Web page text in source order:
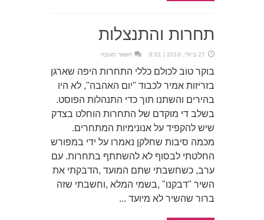
תחרות והתנצלות
27 ביולי, 2010 | 6:01 השאר תגובה
בוקר טוב לכולם כללי התחרות היפה שארגן
בזריזות אמיר לכבוד "יום האהבה", לא היו
בהירים והשתנו תוך כדי התנהלות הפוסט.
בשלב די מוקדם של התחרות הוחלט בצדק
שיש להקפיד על אנונימיות המתחרים.
מכמה סיבות שחלקן נאמרו על ידי במפורש
החלטתי לבסוף לא להשתתף בתחרות. עם
ערב, כשחשבתי שתם המועד ,הדבקתי את
השיר "דבקנו" ,בשמי המלא ,וחשבתי שזה
ברור שהשיר לא מיועד ...